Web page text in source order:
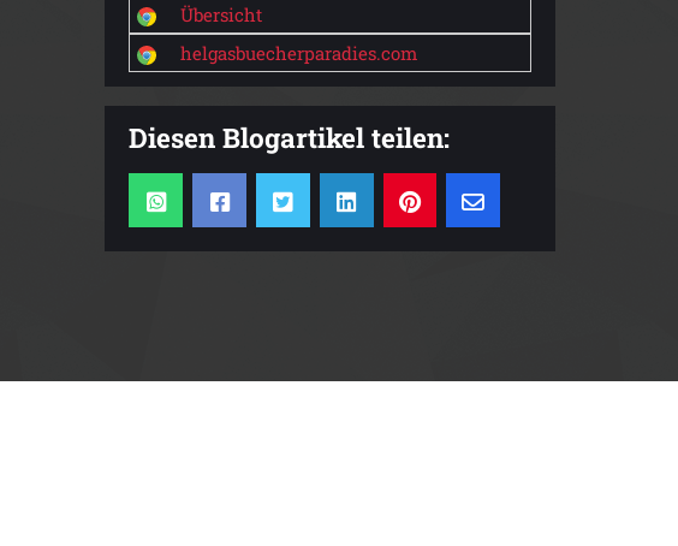
Übersicht
helgasbuecherparadies.com
Diesen Blogartikel teilen: